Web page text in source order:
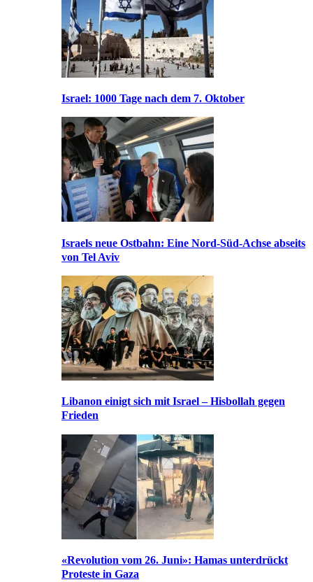
Israel: 1000 Tage nach dem 7. Oktober
Israels neue Ostbahn: Eine Nord-Süd-Achse abseits
von Tel Aviv
Libanon einigt sich mit Israel – Hisbollah gegen
Frieden
«Revolution vom 26. Juni»: Hamas unterdrückt
Proteste in Gaza